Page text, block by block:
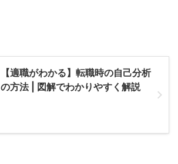
【適職がわかる】転職時の自己分析
の方法 | 図解でわかりやすく解説